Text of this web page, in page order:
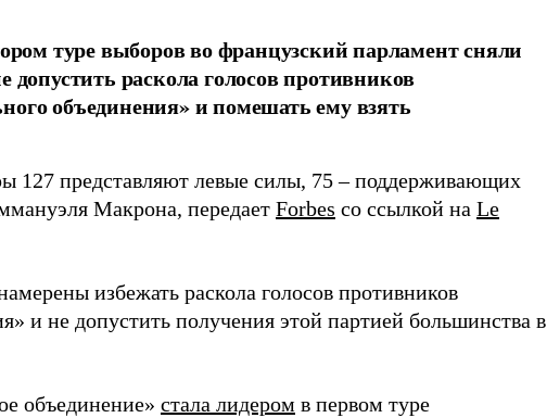
туре выборов во французский парламент сняли
раскола голосов противников
объединения» и помешать ему взять
127 представляют левые силы, 75 – поддерживающих
Макрона, передает Forbes со ссылкой на Le
избежать раскола голосов противников
и не допустить получения этой партией большинства в
объединение» стала лидером в первом туре